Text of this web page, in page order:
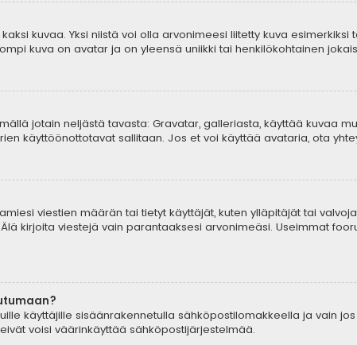
kuvaa. Yksi niistä voi olla arvonimeesi liitetty kuva
kuva on avatar ja on yleensä uniikki tai henkilökohtainen
jotain neljästä tavasta: Gravatar, galleriasta, käyttää kuvaa
käyttöönottotavat sallitaan. Jos et voi käyttää avataria, ota
viestien määrän tai tietyt käyttäjät, kuten ylläpitäjät tai
kirjoita viestejä vain parantaaksesi arvonimeäsi. Useimmat
käyttäjille sisäänrakennetulla sähköpostilomakkeella ja vain
voisi väärinkäyttää sähköpostijärjestelmää.